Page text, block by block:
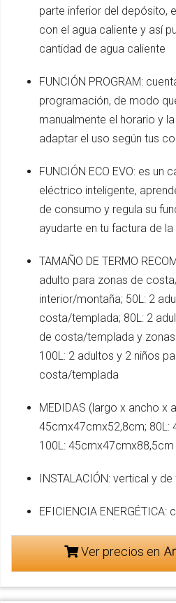
parte inferior del depósito,
con el agua caliente y así
cantidad de agua caliente
FUNCIÓN PROGRAM:
programación, de modo
manualmente el horario y
adaptar el uso según tus
FUNCIÓN ECO EVO: es un
eléctrico inteligente,
de consumo y regula su
ayudarte en tu factura de la
TAMAÑO DE TERMO
adulto para zonas de
interior/montaña; 50L: 2
costa/templada; 80L: 2
de costa/templada y
100L: 2 adultos y 2 niños
costa/templada
MEDIDAS (largo x ancho x
45cmx47cmx52,8cm; 80L:
100L: 45cmx47cmx88,5cm
INSTALACIÓN: vertical y
EFICIENCIA ENERGÉTICA:
Ver precios en